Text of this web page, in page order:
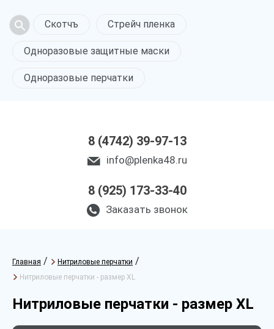
Скотчъ Стрейч пленка
Одноразовые защитные маски
Одноразовые перчатки
8 (4742) 39-97-13
info@plenka48.ru
8 (925) 173-33-40
Заказать звонок
Главная / Нитриловые перчатки /
Нитриловые перчатки - размер XL
Нитриловые перчатки - размер XL